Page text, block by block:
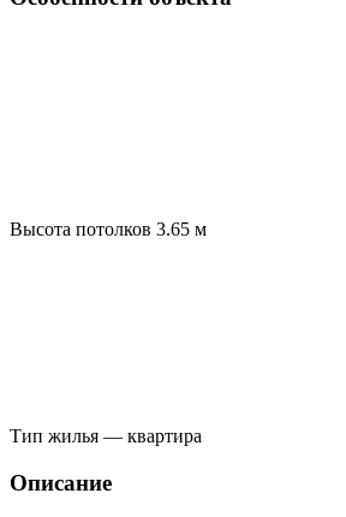
Высота потолков 3.65 м
Тип жилья — квартира
Описание